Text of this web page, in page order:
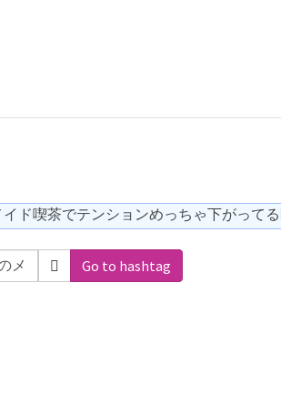
ド喫茶でテンションめっちゃ下がって
Go to hashtag